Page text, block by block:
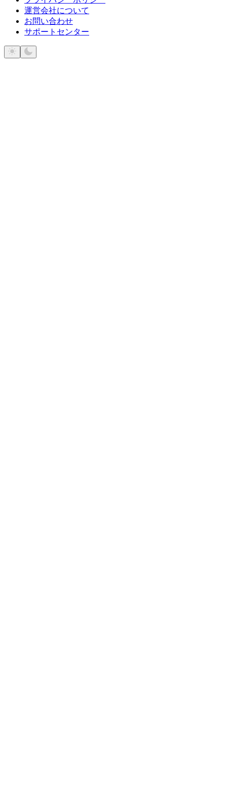
運営会社について
お問い合わせ
サポートセンター